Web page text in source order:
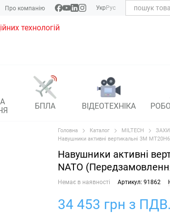
Про компанію Укр Рус
технологій
БПЛА ВІДЕОТЕХНІКА
Головна Каталог MILTECH
Навушники активні вертикальні 3M
Навушники активні
NATO
Немає в наявності Артикул: 91862
34 453 грн з ПДВ.